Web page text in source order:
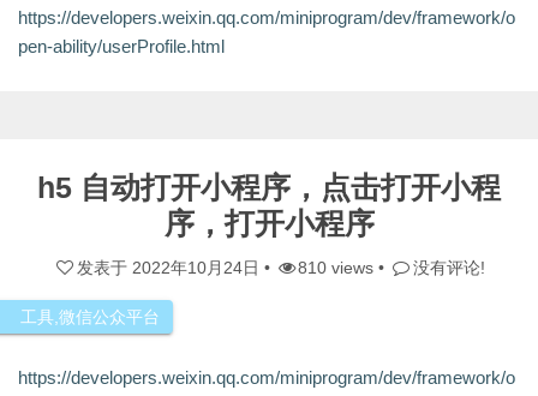
https://developers.weixin.qq.com/miniprogram/dev/framework/o
pen-ability/userProfile.html
h5 自动打开小程序，点击打开小程
序，打开小程序
发表于 2022年10月24日 • 810 views • 没有评论!
工具 微信公众平台
https://developers.weixin.qq.com/miniprogram/dev/framework/o